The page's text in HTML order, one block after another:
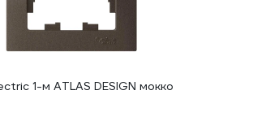
1-м ATLAS DESIGN мокко